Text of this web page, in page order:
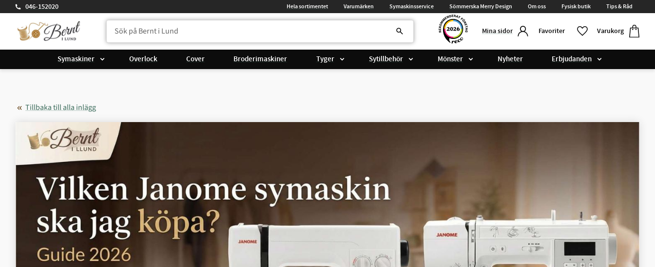
046-152020 Hela sortimentet Varumärken Symaskinsservice Sömmerska Merry Design Om oss Fysisk butik Tips & Råd
Mina sidor Favoriter Varukorg
Favoriter
Symaskiner Overlock Cover Broderimaskiner Tyger Sytillbehör Mönster Nyheter Erbjudanden
Tillbaka till alla inlägg